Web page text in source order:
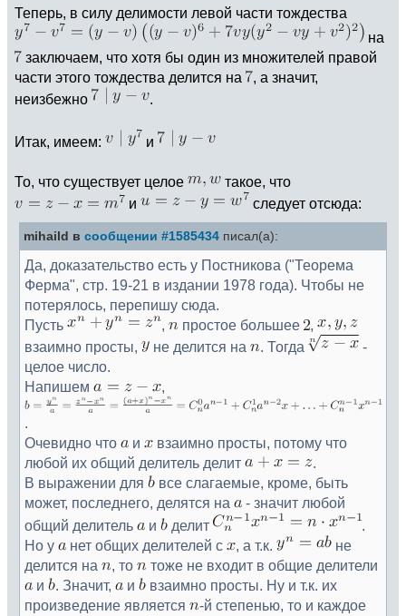
Теперь, в силу делимости левой части тождества
на
заключаем, что хотя бы один из множителей правой
части этого тождества делится на
, а значит,
неизбежно
.
Итак, имеем: и
То, что существует целое
такое, что
и
следует отсюда:
mihaild в сообщении #1585434 писал(а):
Да, доказательство есть у Постникова ("Теорема
Ферма", стр. 19-21 в издании 1978 года). Чтобы не
потерялось, перепишу сюда.
Пусть
, простое большее
,
взаимно просты,
не делится на . Тогда
-
целое число.
Напишем
,
.
Очевидно что
и
взаимно просты, потому что
любой их общий делитель делит
.
В выражении для
все слагаемые, кроме, быть
может, последнего, делятся на
- значит любой
общий делитель
и делит
.
Но у
нет общих делителей с , а т.к.
не
делится на
, то
тоже не входит в общие делители
и
. Значит, и
взаимно просты. Ну и т.к. их
произведение является
-й степенью, то и каждое